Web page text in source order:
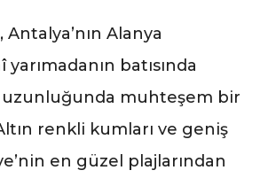
Antalya’nın Alanya
batısında
muhteşem bir
renkli kumları ve geniş
en güzel plajlarından